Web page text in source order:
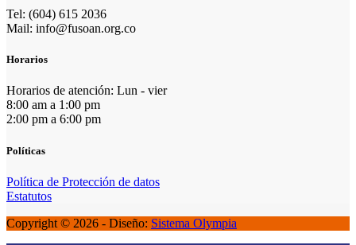
Tel: (604) 615 2036
Mail: info@fusoan.org.co
Horarios
Horarios de atención: Lun - vier
8:00 am a 1:00 pm
2:00 pm a 6:00 pm
Políticas
Política de Protección de datos
Estatutos
Copyright © 2026 - Diseño: Sistema Olympia